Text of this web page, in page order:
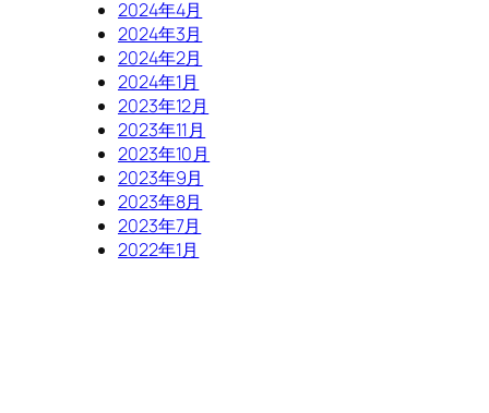
2024年4月
2024年3月
2024年2月
2024年1月
2023年12月
2023年11月
2023年10月
2023年9月
2023年8月
2023年7月
2022年1月